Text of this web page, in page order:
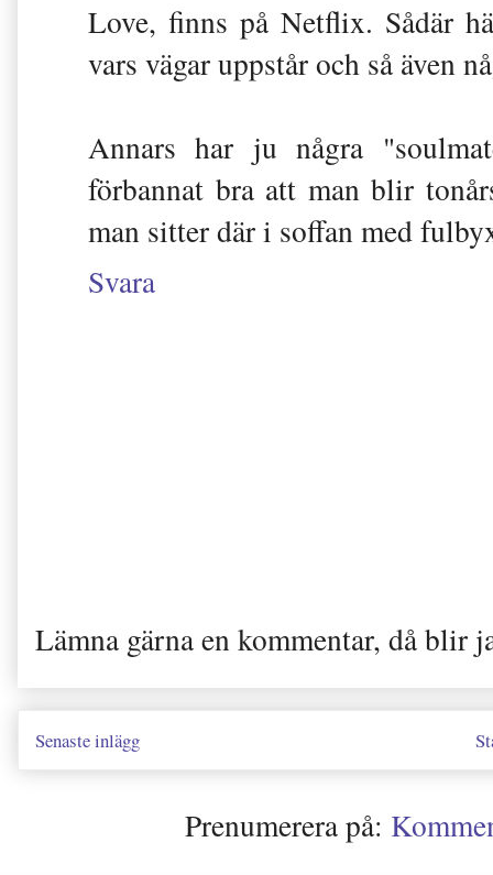
Love, finns på Netflix. Sådär
vars vägar uppstår och så även
Annars har ju några
förbannat bra att man blir
man sitter där i soffan med
Svara
Lämna gärna en kommentar, då blir
Senaste inlägg
Prenumerera på: